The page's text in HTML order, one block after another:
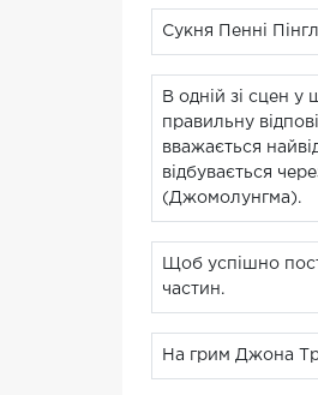
Сукня Пенні
В одній зі сцен у
правильну
вважається
відбувається
(Джомолунгма).
Щоб успішно
частин.
На грим Джона